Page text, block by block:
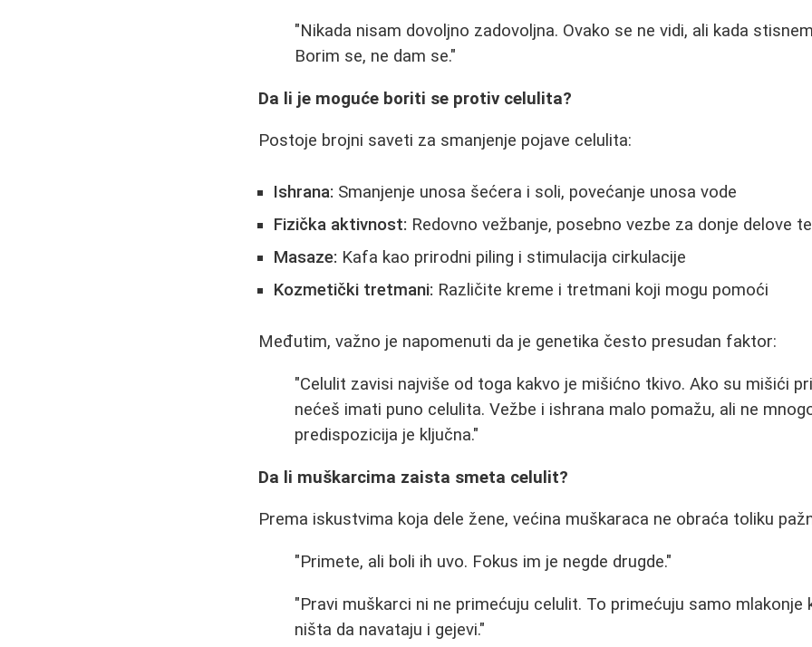
"Nikada nisam dovoljno zadovoljna. Ovako se ne vidi, ali kada
Borim se, ne dam se."
Da li je moguće boriti se protiv celulita?
Postoje brojni saveti za smanjenje pojave celulita:
Ishrana: Smanjenje unosa šećera i soli, povećanje unosa vode
Fizička aktivnost: Redovno vežbanje, posebno vezbe za donje delove
Masaze: Kafa kao prirodni piling i stimulacija cirkulacije
Kozmetički tretmani: Različite kreme i tretmani koji mogu pomoći
Međutim, važno je napomenuti da je genetika često presudan faktor:
"Celulit zavisi najviše od toga kakvo je mišićno tkivo. Ako su mišići
nećeš imati puno celulita. Vežbe i ishrana malo pomažu, ali ne
predispozicija je ključna."
Da li muškarcima zaista smeta celulit?
Prema iskustvima koja dele žene, većina muškaraca ne obraća toliku
"Primete, ali boli ih uvo. Fokus im je negde drugde."
"Pravi muškarci ni ne primećuju celulit. To primećuju samo mlakonje
ništa da navataju i gejevi."